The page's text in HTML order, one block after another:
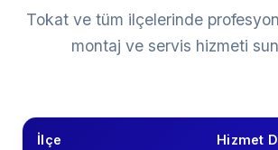
Tokat ve tüm ilçelerinde
montaj ve servis hizmeti
İlçe Hizmet